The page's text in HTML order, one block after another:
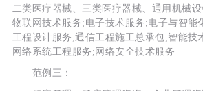
二类医疗器械、三类医疗器械、通用机械
物联网技术服务;电子技术服务;电子与智能
工程设计服务;通信工程施工总承包;智能
网络系统工程服务;网络安全技术服务
范例三：